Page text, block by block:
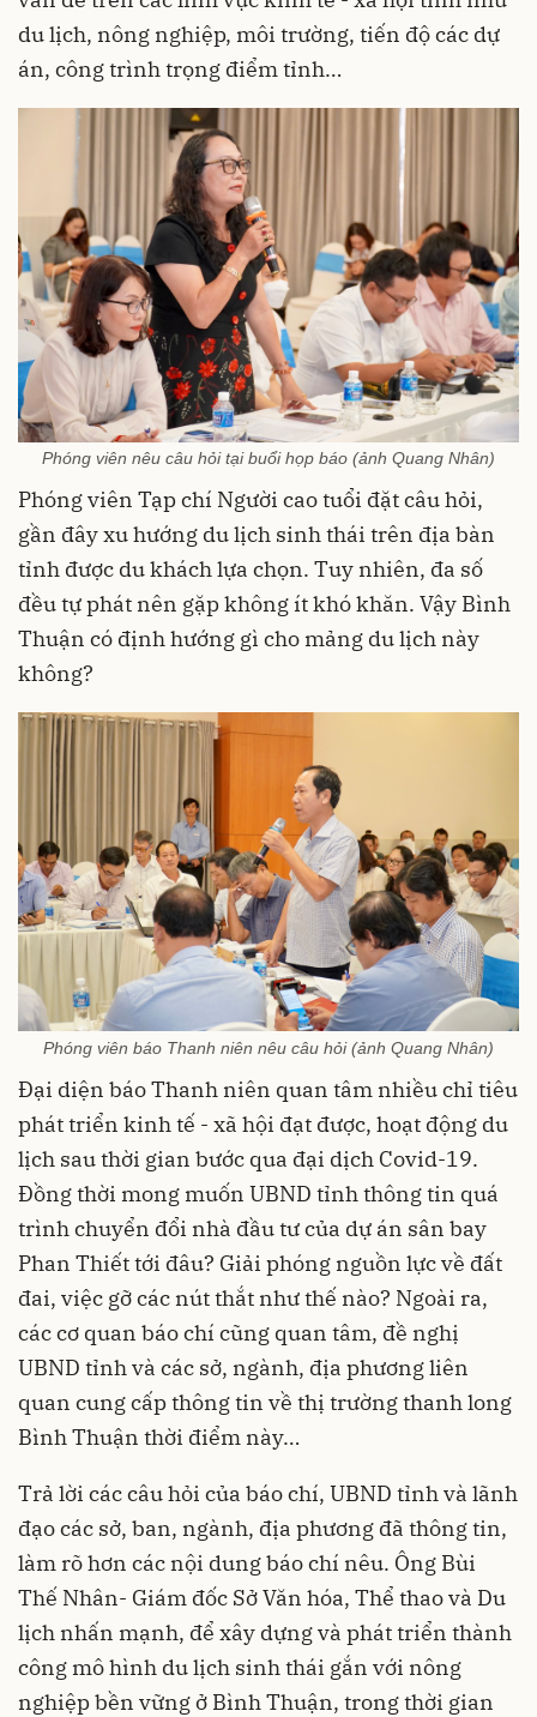
du lịch, nông nghiệp, môi trường, tiến độ các dự
án, công trình trọng điểm tỉnh…
Phóng viên nêu câu hỏi tại buổi họp báo (ảnh Quang Nhân)
Phóng viên Tạp chí Người cao tuổi đặt câu hỏi,
gần đây xu hướng du lịch sinh thái trên địa bàn
tỉnh được du khách lựa chọn. Tuy nhiên, đa số
đều tự phát nên gặp không ít khó khăn. Vậy Bình
Thuận có định hướng gì cho mảng du lịch này
không?
Phóng viên báo Thanh niên nêu câu hỏi (ảnh Quang Nhân)
Đại diện báo Thanh niên quan tâm nhiều chỉ tiêu
phát triển kinh tế - xã hội đạt được, hoạt động du
lịch sau thời gian bước qua đại dịch Covid-19.
Đồng thời mong muốn UBND tỉnh thông tin quá
trình chuyển đổi nhà đầu tư của dự án sân bay
Phan Thiết tới đâu? Giải phóng nguồn lực về đất
đai, việc gỡ các nút thắt như thế nào? Ngoài ra,
các cơ quan báo chí cũng quan tâm, đề nghị
UBND tỉnh và các sở, ngành, địa phương liên
quan cung cấp thông tin về thị trường thanh long
Bình Thuận thời điểm này…
Trả lời các câu hỏi của báo chí, UBND tỉnh và lãnh
đạo các sở, ban, ngành, địa phương đã thông tin,
làm rõ hơn các nội dung báo chí nêu. Ông Bùi
Thế Nhân- Giám đốc Sở Văn hóa, Thể thao và Du
lịch nhấn mạnh, để xây dựng và phát triển thành
công mô hình du lịch sinh thái gắn với nông
nghiệp bền vững ở Bình Thuận, trong thời gian